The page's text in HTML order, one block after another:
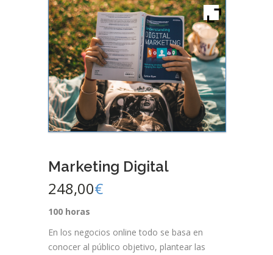
Marketing Digital
248,00€
100 horas
En los negocios online todo se basa en
conocer al público objetivo, plantear las